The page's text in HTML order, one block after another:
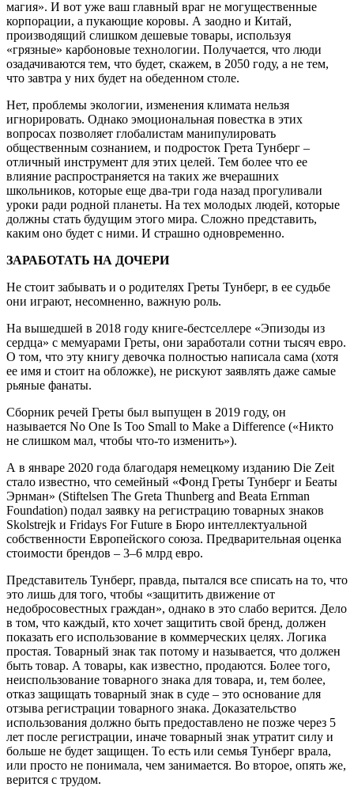
магия». И вот уже ваш главный враг не могущественные
корпорации, а пукающие коровы. А заодно и Китай,
производящий слишком дешевые товары, используя
«грязные» карбоновые технологии. Получается, что люди
озадачиваются тем, что будет, скажем, в 2050 году, а не тем,
что завтра у них будет на обеденном столе.
Нет, проблемы экологии, изменения климата нельзя
игнорировать. Однако эмоциональная повестка в этих
вопросах позволяет глобалистам манипулировать
общественным сознанием, и подросток Грета Тунберг –
отличный инструмент для этих целей. Тем более что ее
влияние распространяется на таких же вчерашних
школьников, которые еще два-три года назад прогуливали
уроки ради родной планеты. На тех молодых людей, которые
должны стать будущим этого мира. Сложно представить,
каким оно будет с ними. И страшно одновременно.
ЗАРАБОТАТЬ НА ДОЧЕРИ
Не стоит забывать и о родителях Греты Тунберг, в ее судьбе
они играют, несомненно, важную роль.
На вышедшей в 2018 году книге-бестселлере «Эпизоды из
сердца» с мемуарами Греты, они заработали сотни тысяч евро.
О том, что эту книгу девочка полностью написала сама (хотя
ее имя и стоит на обложке), не рискуют заявлять даже самые
рьяные фанаты.
Сборник речей Греты был выпущен в 2019 году, он
называется No One Is Too Small to Make a Difference («Никто
не слишком мал, чтобы что-то изменить»).
А в январе 2020 года благодаря немецкому изданию Die Zeit
стало известно, что семейный «Фонд Греты Тунберг и Беаты
Эрнман» (Stiftelsen The Greta Thunberg and Beata Ernman
Foundation) подал заявку на регистрацию товарных знаков
Skolstrejk и Fridays For Future в Бюро интеллектуальной
собственности Европейского союза. Предварительная оценка
стоимости брендов – 3–6 млрд евро.
Представитель Тунберг, правда, пытался все списать на то, что
это лишь для того, чтобы «защитить движение от
недобросовестных граждан», однако в это слабо верится. Дело
в том, что каждый, кто хочет защитить свой бренд, должен
показать его использование в коммерческих целях. Логика
простая. Товарный знак так потому и называется, что должен
быть товар. А товары, как известно, продаются. Более того,
неиспользование товарного знака для товара, и, тем более,
отказ защищать товарный знак в суде – это основание для
отзыва регистрации товарного знака. Доказательство
использования должно быть предоставлено не позже через 5
лет после регистрации, иначе товарный знак утратит силу и
больше не будет защищен. То есть или семья Тунберг врала,
или просто не понимала, чем занимается. Во второе, опять же,
верится с трудом.